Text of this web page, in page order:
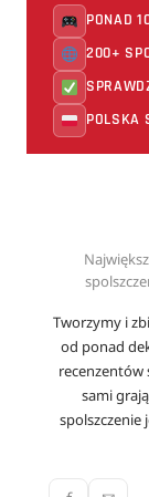
PONAD
200+
POLSKA
Tworzymy i
od ponad
recenzentów
sami
spolszczenie